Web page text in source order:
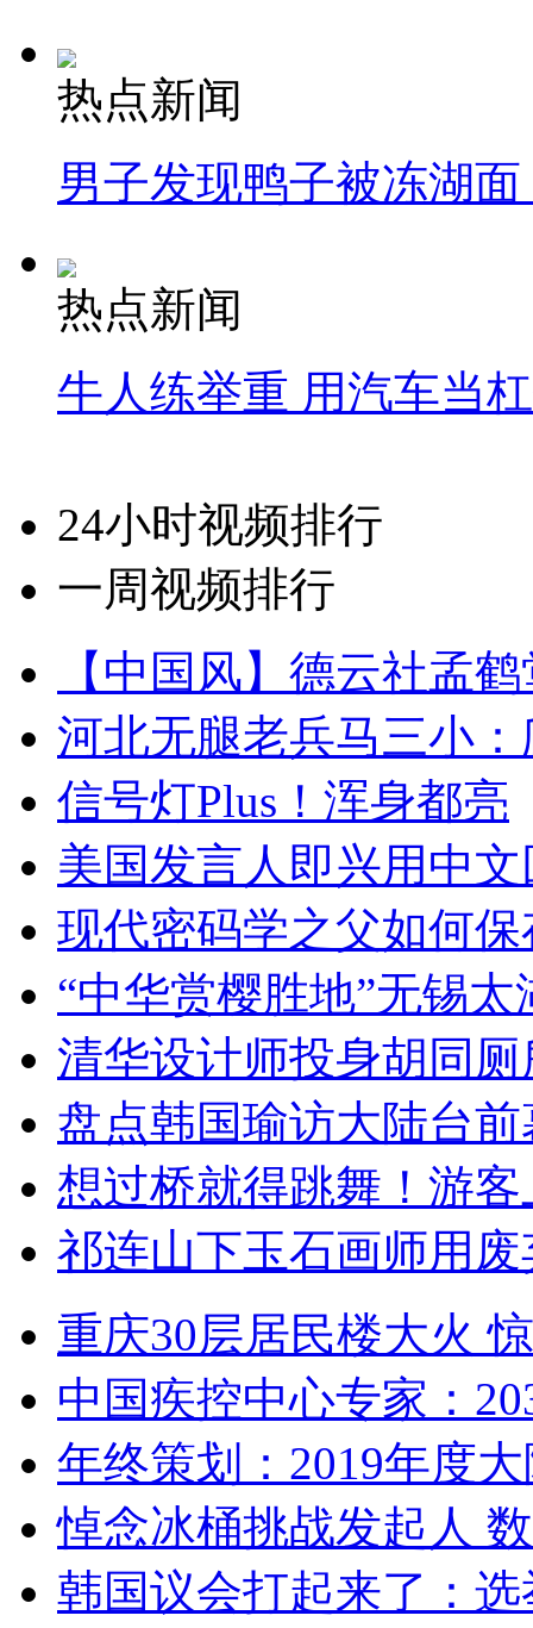
热点新闻
男子发现鸭子被冻湖
热点新闻
牛人练举重 用汽车当
24小时视频排行
一周视频排行
【中国风】德云社孟
河北无腿老兵马三小
信号灯Plus！浑身都亮
美国发言人即兴用中
现代密码学之父如何
“中华赏樱胜地”无锡
清华设计师投身胡同
盘点韩国瑜访大陆台
想过桥就得跳舞！游客
祁连山下玉石画师用
重庆30层居民楼大火
中国疾控中心专家：
年终策划：2019年度
悼念冰桶挑战发起人
韩国议会打起来了：